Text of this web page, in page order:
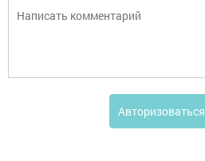
Авторизоваться